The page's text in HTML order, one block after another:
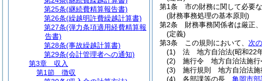
第1条
市の財務に関して必要
(財務事務処理の基本原則)
第2条
財務事務関係者は厳正
(定義)
第3条
この規則において、 次
(1)
法 地方自治法(昭和22
(2)
施行令 地方自治法施行
(3)
施行規則 地方自治法施
(4)
各部課等の長 亀岡市部
第25条(継続費精算報告書)
第26条(繰越明許費繰越計算書)
第27条(弾力条項適用経費精算報
告書)
第28条(事故繰越計算書)
第29条(会計管理者への通知)
第3章
収入
第1節
徴収